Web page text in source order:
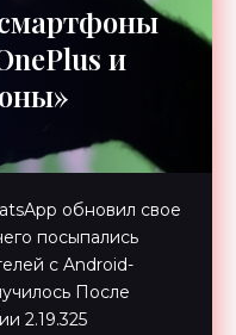
и
обновил свое
посыпались
с Android-
После
2.19.325